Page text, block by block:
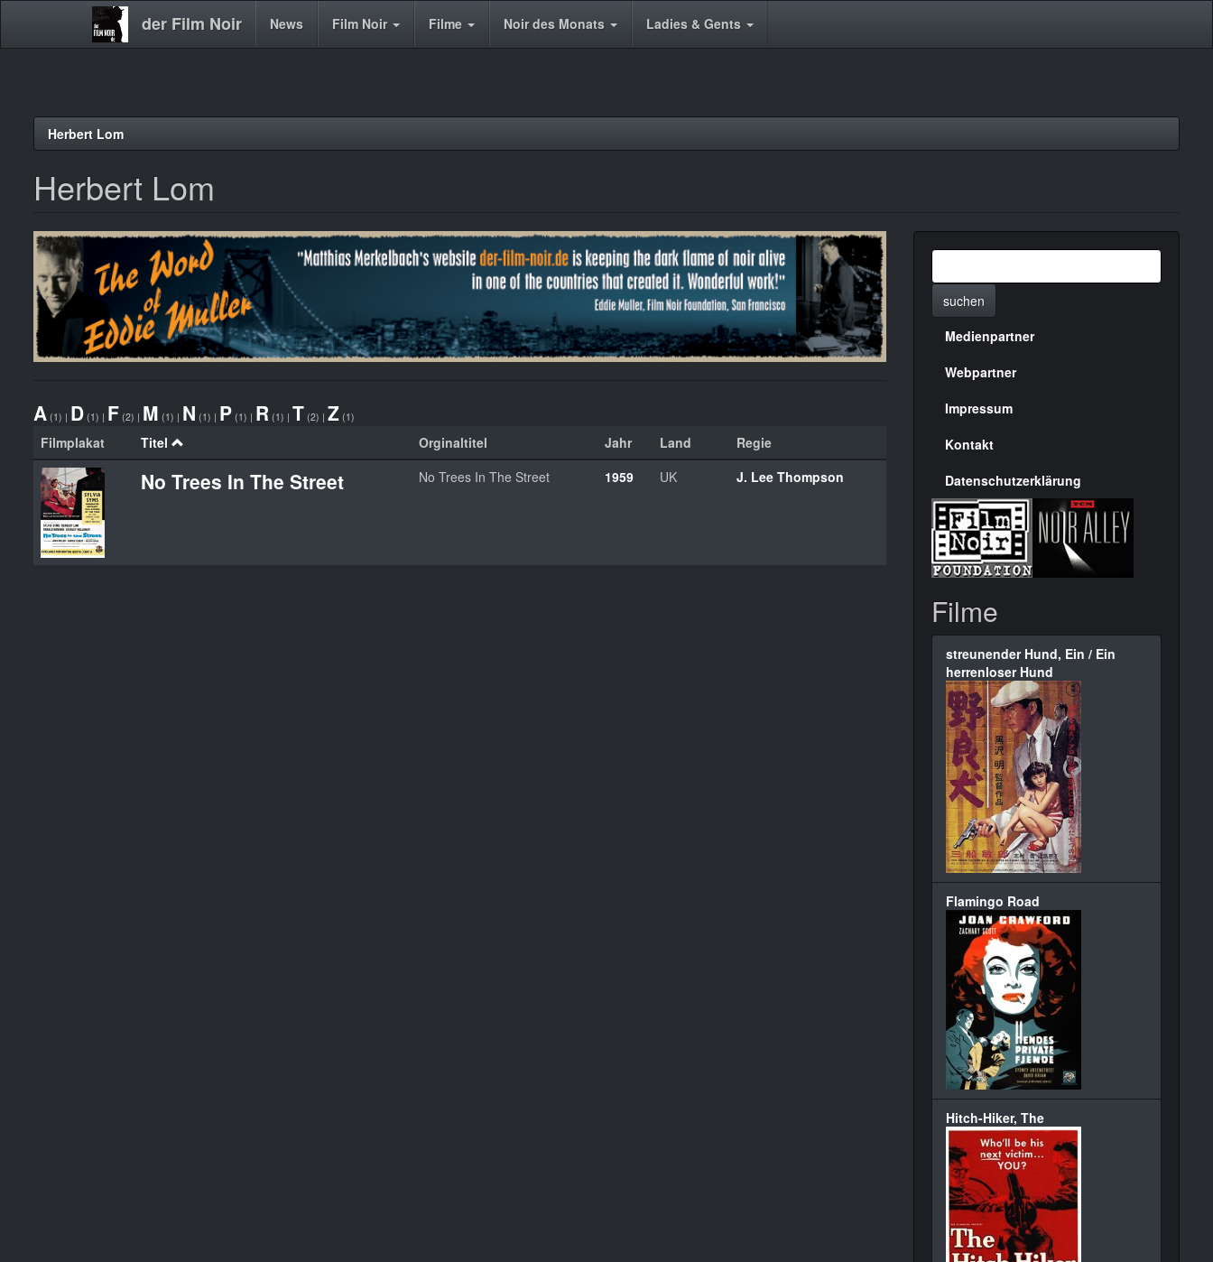
der Film Noir
Main News Film Noir Filme Noir des Monats Ladies & Gents
Herbert Lom
Herbert Lom
A (1) | D (1) | F (2) | M (1) | N (1) | P (1) | R (1) | T (2) | Z (1)
Filmplakat Titel Orginaltitel Jahr Land Regie
No Trees In The Street No Trees In The Street 1959 UK J. Lee Thompson
suchen
Menülinks
rechte
Seite
Medienpartner
Webpartner
Impressum
Kontakt
Datenschutzerklärung
Filme
streunender Hund, Ein / Ein
herrenloser Hund
Flamingo Road
Hitch-Hiker, The